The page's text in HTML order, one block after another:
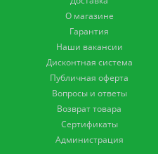
О магазине
Гарантия
Наши вакансии
Дисконтная система
Публичная оферта
Вопросы и ответы
Возврат товара
Сертификаты
Администрация